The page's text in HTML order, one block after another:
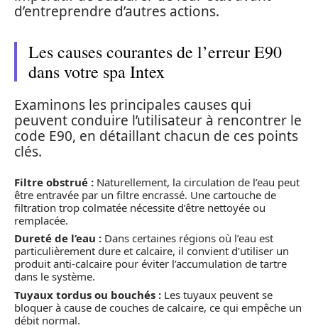
d’entreprendre d’autres actions.
Les causes courantes de l’erreur E90
dans votre spa Intex
Examinons les principales causes qui
peuvent conduire l’utilisateur à rencontrer le
code E90, en détaillant chacun de ces points
clés.
Filtre obstrué : Naturellement, la circulation de l’eau peut
être entravée par un filtre encrassé. Une cartouche de
filtration trop colmatée nécessite d’être nettoyée ou
remplacée.
Dureté de l’eau : Dans certaines régions où l’eau est
particulièrement dure et calcaire, il convient d’utiliser un
produit anti-calcaire pour éviter l’accumulation de tartre
dans le système.
Tuyaux tordus ou bouchés : Les tuyaux peuvent se
bloquer à cause de couches de calcaire, ce qui empêche un
débit normal.